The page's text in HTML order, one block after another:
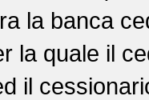
la banca
la quale il
il